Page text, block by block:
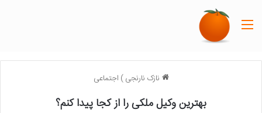
نازک نارنجی ) اجتماعی
بهترین وکیل ملکی را از کجا پیدا کنم؟